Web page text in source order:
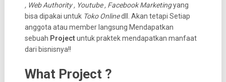
, Web Authority , Youtube , Facebook Marketingyang
bisa dipakai untuk Toko Onlinedll. Akan tetapi Setiap
anggota atau member langsung Mendapatkan
sebuah Projectuntuk praktek mendapatkan manfaat
dari bisnisnya!!
What Project ?